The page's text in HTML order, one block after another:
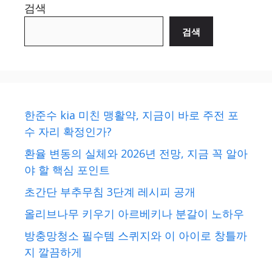
검색
검색
한준수 kia 미친 맹활약, 지금이 바로 주전 포
수 자리 확정인가?
환율 변동의 실체와 2026년 전망, 지금 꼭 알아
야 할 핵심 포인트
초간단 부추무침 3단계 레시피 공개
올리브나무 키우기 아르베키나 분갈이 노하우
방충망청소 필수템 스퀴지와 이 아이로 창틀까
지 깔끔하게